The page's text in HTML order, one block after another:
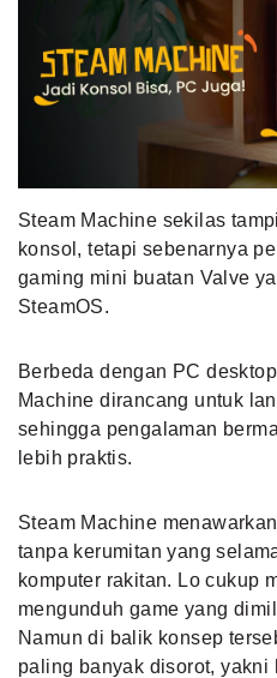
MLDPODCAST
VIDEOS
MLDPOINTS
Steam Machine sekilas
konsol, tetapi sebenarnya
gaming mini buatan Valve
SteamOS.
Berbeda dengan PC
Machine dirancang untuk
sehingga pengalaman
lebih praktis.
Steam Machine
tanpa kerumitan yang
komputer rakitan. Lo cukup
mengunduh game yang
Namun di balik konsep
paling banyak disorot, yakni